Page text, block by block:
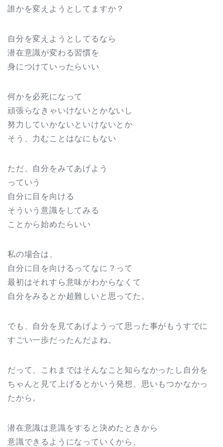
誰かを変えようとしてますか？
自分を変えようとしてるなら
潜在意識が変わる習慣を
身につけていったらいい
何かを必死になって
頑張らなきゃいけないとかないし
努力していかないといけないとか
そう、力むことはなにもない
ただ、自分をみてあげよう
っていう
自分に目を向ける
そういう意識をしてみる
ことから始めたらいい
私の場合は、
自分に目を向けるってなに？って
最初はそれすら意味がわからなくて
自分をみるとか超難しいと思ってた。
でも、自分を見てあげようって思った事がもうすでに
すごい一歩だったんだよね。
だって、これまではそんなこと知らなかったし自分を
ちゃんと見て上げるとかいう発想、思いもつかなかっ
たから。
潜在意識は意識をすると決めたときから
意識できるようになっていくから、